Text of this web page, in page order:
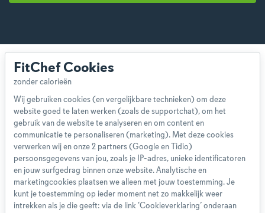
Over ons
Team
App
Blog
Disclaimer
Gebruikersvoorwaarden
Methodologie
FitChef Cookies
Wij gebruiken cookies (en vergelijkbare technieken) om deze
website goed te laten werken (zoals de supportchat), om het
gebruik van de website te analyseren en om content en
communicatie te personaliseren (marketing). Met deze cookies
verwerken wij en onze 2 partners (Google en Tidio)
persoonsgegevens van jou, zoals je IP-adres, unieke identificatoren
en jouw surfgedrag binnen onze website. Analytische en
marketingcookies plaatsen we alleen met jouw toestemming. Je
kunt je toestemming op ieder moment net zo makkelijk weer
intrekken als je die geeft: via de link ‘Cookieverklaring’ onderaan